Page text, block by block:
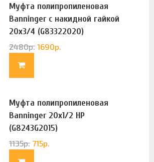
Муфта полипропиленовая
Banninger с накидной гайкой
20х3/4 (G83322020)
2480р. 1690р.
Муфта полипропиленовая
Banninger 20х1/2 НР
(G8243G2015)
1135р. 715р.